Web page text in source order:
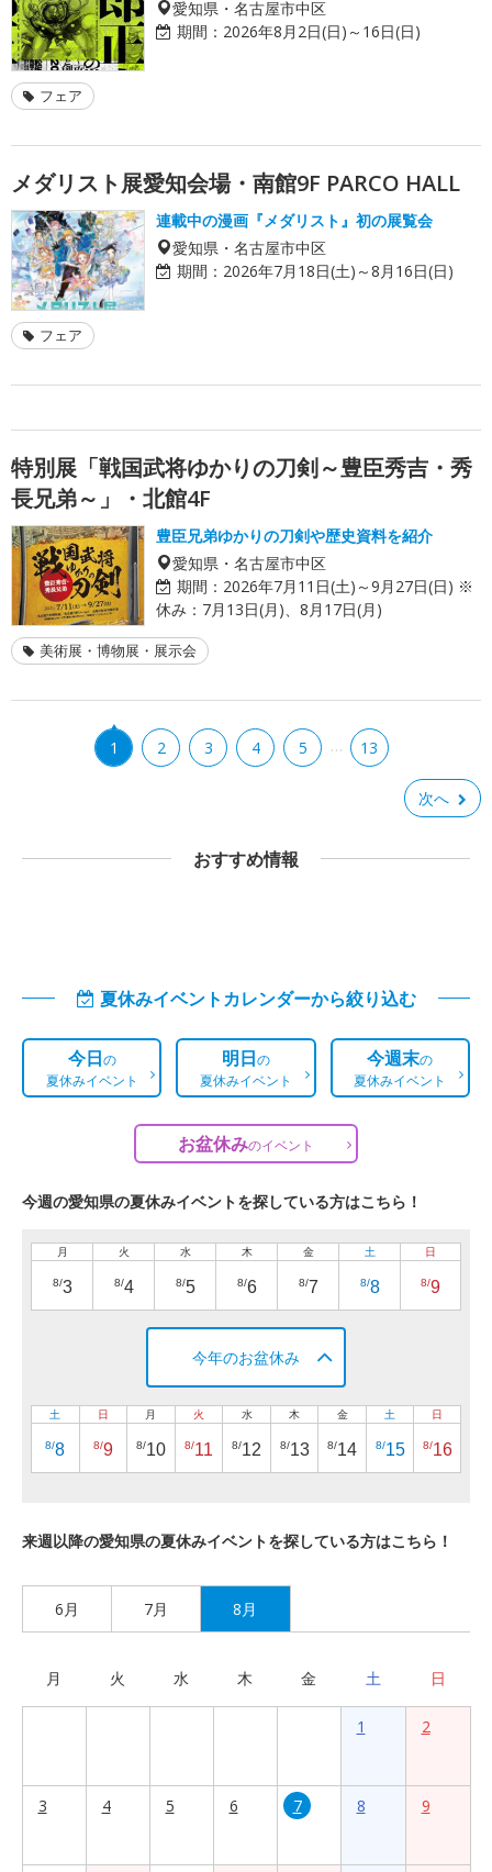
愛知県・名古屋市中区
期間： 2026年8月2日(日)～16日(日)
フェア
メダリスト展愛知会場・南館9F PARCO HALL
連載中の漫画『メダリスト』初の展覧会
愛知県・名古屋市中区
期間： 2026年7月18日(土)～8月16日(日)
フェア
特別展「戦国武将ゆかりの刀剣～豊臣秀吉・秀
長兄弟～」・北館4F
豊臣兄弟ゆかりの刀剣や歴史資料を紹介
愛知県・名古屋市中区
期間： 2026年7月11日(土)～9月27日(日) ※
休み：7月13日(月)、8月17日(月)
美術展・博物展・展示会
1 2 3 4 5 … 13
次へ
おすすめ情報
夏休みイベントカレンダーから絞り込む
今日の
夏休みイベント
明日の
夏休みイベント
今週末の
夏休みイベント
お盆休みのイベント
今週の愛知県の夏休みイベントを探している方はこちら！
月
8/3
火
8/4
水
8/5
木
8/6
金
8/7
土
8/8
日
8/9
今年のお盆休み
土
8/8
日
8/9
月
8/10
火
8/11
水
8/12
木
8/13
金
8/14
土
8/15
日
8/16
来週以降の愛知県の夏休みイベントを探している方はこちら！
6月 7月 8月
月 火 水 木 金 土 日
1 2
3 4 5 6 7 8 9